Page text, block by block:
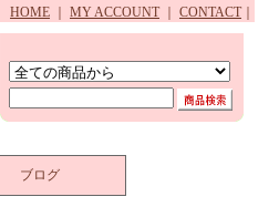
HOME MY ACCOUNT CONTACT
ブログ